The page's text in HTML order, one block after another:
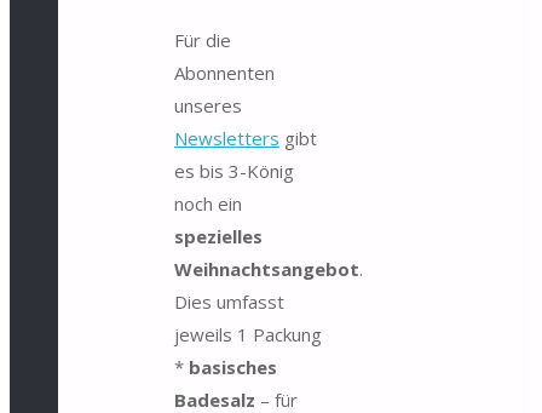
Für die
Abonnenten
unseres
Newsletters gibt
es bis 3-König
noch ein
spezielles
Weihnachtsangebot.
Dies umfasst
jeweils 1 Packung
* basisches
Badesalz – für